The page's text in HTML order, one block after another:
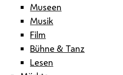
Museen
Musik
Film
Bühne & Tanz
Lesen